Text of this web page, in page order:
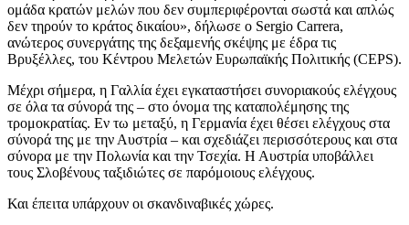
ομάδα κρατών μελών που δεν συμπεριφέρονται σωστά και απλώς
δεν τηρούν το κράτος δικαίου», δήλωσε ο Sergio Carrera,
ανώτερος συνεργάτης της δεξαμενής σκέψης με έδρα τις
Βρυξέλλες, του Κέντρου Μελετών Ευρωπαϊκής Πολιτικής (CEPS).
Μέχρι σήμερα, η Γαλλία έχει εγκαταστήσει συνοριακούς ελέγχους
σε όλα τα σύνορά της – στο όνομα της καταπολέμησης της
τρομοκρατίας. Εν τω μεταξύ, η Γερμανία έχει θέσει ελέγχους στα
σύνορά της με την Αυστρία – και σχεδιάζει περισσότερους και στα
σύνορα με την Πολωνία και την Τσεχία. Η Αυστρία υποβάλλει
τους Σλοβένους ταξιδιώτες σε παρόμοιους ελέγχους.
Και έπειτα υπάρχουν οι σκανδιναβικές χώρες.